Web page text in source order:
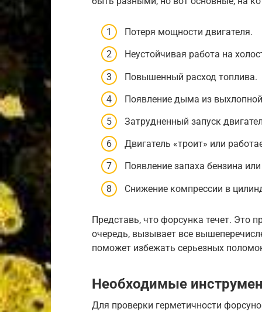
Потеря мощности двигателя.
Неустойчивая работа на
Повышенный расход топлива.
Появление дыма из
Затрудненный запуск
Двигатель «троит» или
Появление запаха бензина
Снижение компрессии в
Представь, что форсунка течет. Это
очередь, вызывает все
поможет избежать серьезных
Необходимые
Для проверки герметичности